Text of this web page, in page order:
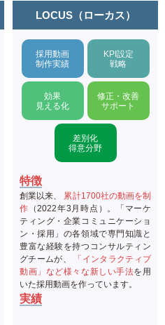
LOCUS（ローカス）
採用動画
制作実績
KPI設定
戦略
効果
見える化
修正・改善
サポート
差別化
得意分野
特徴
創業以来、 累計1700社の動画を制
作 （2022年3月時点）。「マーケ
ティング・企業コミュニケーショ
ン・採用」の各領域で専門知識と
豊富な経験を持つコンサルティン
グチームが、
「インタラクティブ
動画」など様々な新しい手法を用
いた採用動画を作っています。
実績